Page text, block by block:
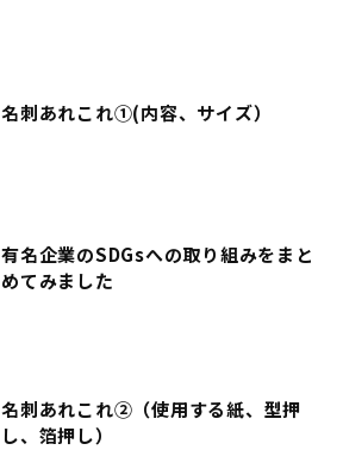
名刺あれこれ①(内容、サイズ）
有名企業のSDGsへの取り組みをまと
めてみました
名刺あれこれ②（使用する紙、型押
し、箔押し）